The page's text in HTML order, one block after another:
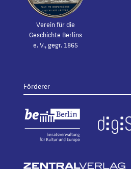
Verein für die
Geschichte Berlins
e. V., gegr. 1865
Förderer